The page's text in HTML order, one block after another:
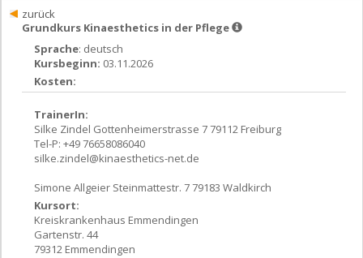
zurück
Grundkurs Kinaesthetics in der Pflege
Sprache: deutsch
Kursbeginn: 03.11.2026
Kosten:
TrainerIn:
Silke Zindel Gottenheimerstrasse 7 79112 Freiburg
Tel-P: +49 76658086040
silke.zindel@kinaesthetics-net.de
Simone Allgeier Steinmattestr. 7 79183 Waldkirch
Kursort:
Kreiskrankenhaus Emmendingen
Gartenstr. 44
79312 Emmendingen